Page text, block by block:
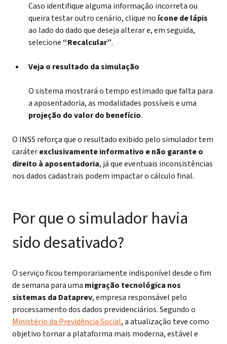
Caso identifique alguma informação incorreta ou
queira testar outro cenário, clique no ícone de lápis
ao lado do dado que deseja alterar e, em seguida,
selecione“Recalcular”.
Veja o resultado da simulação
O sistema mostrará o tempo estimado que falta para
a aposentadoria, as modalidades possíveis e uma
projeção do valor do benefício.
O INSS reforça que o resultado exibido pelo simulador tem
caráterexclusivamente informativo e não garante o
direito à aposentadoria, já que eventuais inconsistências
nos dados cadastrais podem impactar o cálculo final.
Por que o simulador havia
sido desativado?
O serviço ficou temporariamente indisponível desde o fim
de semana para uma migração tecnológica nos
sistemas da Dataprev, empresa responsável pelo
processamento dos dados previdenciários. Segundo o
Ministério da Previdência Social, a atualização teve como
objetivo tornar a plataforma mais moderna, estável e